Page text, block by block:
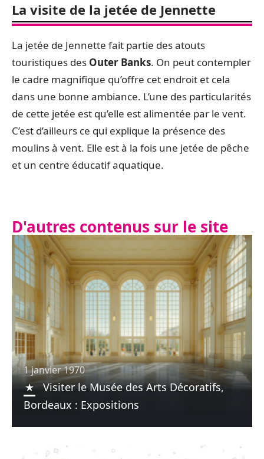
La visite de la jetée de Jennette
La jetée de Jennette fait partie des atouts
touristiques des Outer Banks. On peut contempler
le cadre magnifique qu’offre cet endroit et cela
dans une bonne ambiance. L’une des particularités
de cette jetée est qu’elle est alimentée par le vent.
C’est d’ailleurs ce qui explique la présence des
moulins à vent. Elle est à la fois une jetée de pêche
et un centre éducatif aquatique.
D'autres contenus sur le site
1 janvier 1970
Visiter le Musée des Arts Décoratifs,
Bordeaux : Expositions